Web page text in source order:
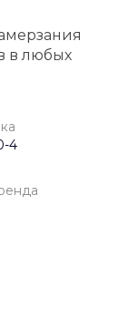
в любых
4